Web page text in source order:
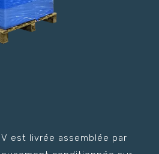
est livrée assemblée par